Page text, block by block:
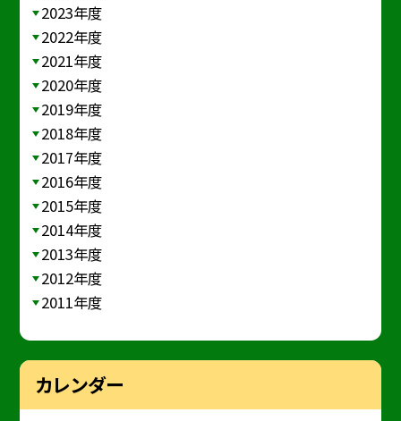
2023年度
2022年度
2021年度
2020年度
2019年度
2018年度
2017年度
2016年度
2015年度
2014年度
2013年度
2012年度
2011年度
カレンダー